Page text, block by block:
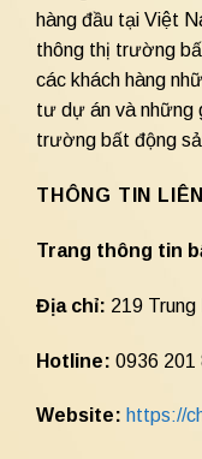
hàng đầu tại Việt
thông thị trường
các khách hàng
tư dự án và những
trường bất động
THÔNG TIN
Trang thông tin
Địa chỉ: 219 Trung
Hotline: 0936 201
Website: https://